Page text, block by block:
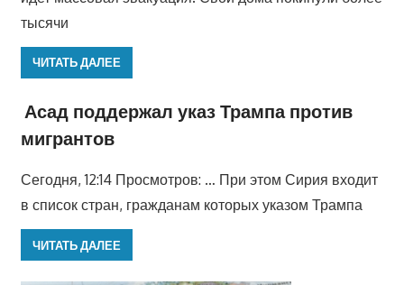
тысячи
ЧИТАТЬ ДАЛЕЕ
Асад поддержал указ Трампа против
мигрантов
Сегодня, 12:14 Просмотров: … При этом Сирия входит
в список стран, гражданам которых указом Трампа
ЧИТАТЬ ДАЛЕЕ